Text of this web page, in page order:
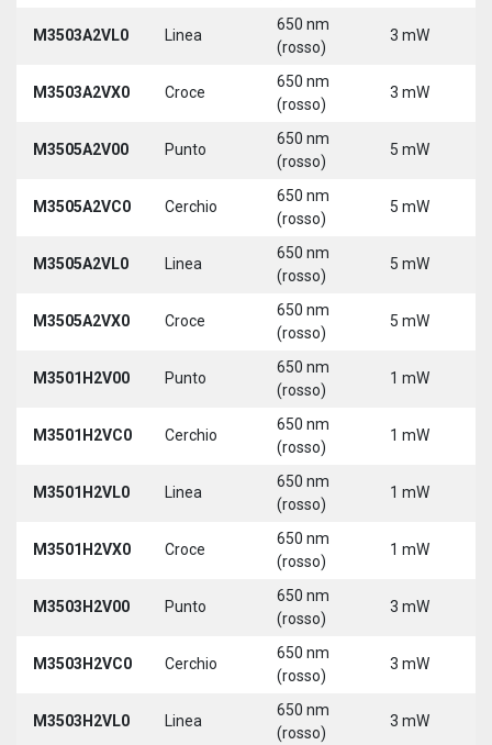
M3503A2VL0 Linea
650 nm
(rosso)
3 mW
M3503A2VX0 Croce
650 nm
(rosso)
3 mW
M3505A2V00 Punto
650 nm
(rosso)
5 mW
M3505A2VC0 Cerchio
650 nm
(rosso)
5 mW
M3505A2VL0 Linea
650 nm
(rosso)
5 mW
M3505A2VX0 Croce
650 nm
(rosso)
5 mW
M3501H2V00 Punto
650 nm
(rosso)
1 mW
M3501H2VC0 Cerchio
650 nm
(rosso)
1 mW
M3501H2VL0 Linea
650 nm
(rosso)
1 mW
M3501H2VX0 Croce
650 nm
(rosso)
1 mW
M3503H2V00 Punto
650 nm
(rosso)
3 mW
M3503H2VC0 Cerchio
650 nm
(rosso)
3 mW
M3503H2VL0 Linea
650 nm
(rosso)
3 mW